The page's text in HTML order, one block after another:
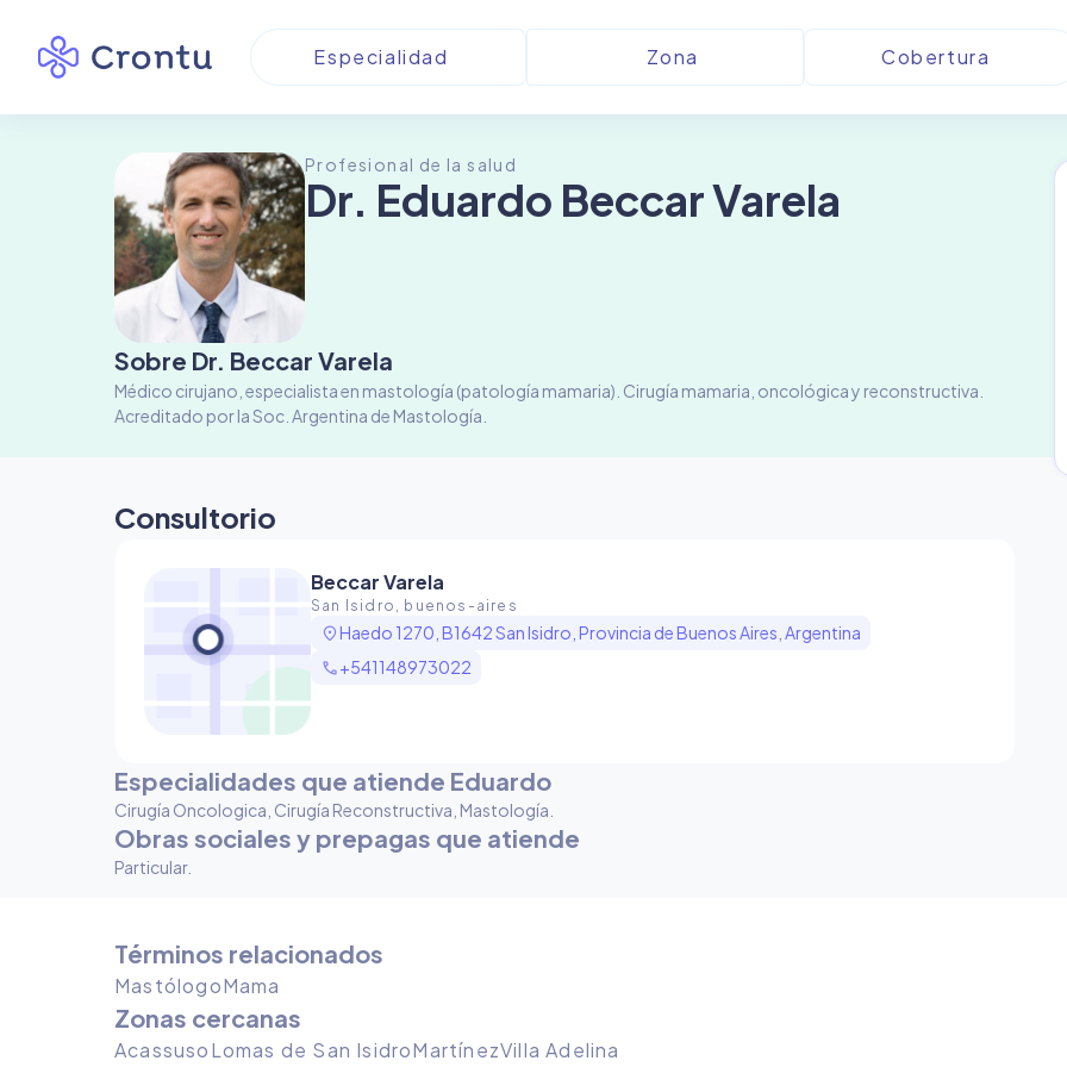
Profesional de la salud
Dr. Eduardo Beccar Varela
Sobre Dr. Beccar Varela
Médico cirujano, especialista en mastología (patología mamaria). Cirugía mamaria, oncológica y reconstructiva.
Acreditado por la Soc. Argentina de Mastología.
Consultorio
Beccar Varela
San Isidro, buenos-aires
location_on Haedo 1270, B1642 San Isidro, Provincia de Buenos Aires, Argentina
call+541148973022
Especialidades que atiende Eduardo
Cirugía Oncologica, Cirugía Reconstructiva, Mastología
Obras sociales y prepagas que atiende
Particular.
Términos relacionados
MastólogoMama
Zonas cercanas
AcassusoLomas de San IsidroMartínezVilla Adelina